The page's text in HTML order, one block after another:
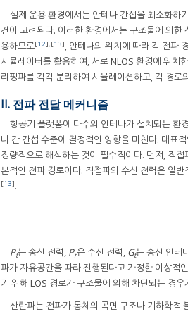
실제 운용 환경에서는 안테나 간섭을 최소화하
건이 고려된다. 이러한 환경에서는 구조물에 의
용하므로[12],[13], 안테나의 위치에 따라 각 전파
시뮬레이터를 활용하여, 서로 NLOS 환경에 위치
리핑파를 각각 분리하여 시뮬레이션하고, 각 경
II. 전파 전달 메커니즘
항공기 플랫폼에 다수의 안테나가 설치되는 환
나 간 간섭 수준에 결정적인 영향을 미친다. 대표
정량적으로 해석하는 것이 필수적이다. 먼저, 직
본적인 전파 경로이다. 직접파의 수신 전력은
[13].
Pt는 송신 전력, Pr은 수신 전력, Gt는 송신 안테
파가 자유공간을 따라 진행된다고 가정한 이상적
기 위해 LOS 경로가 구조물에 의해 차단되는 경우
산란파는 전파가 동체의 곡면 구조나 기하학적